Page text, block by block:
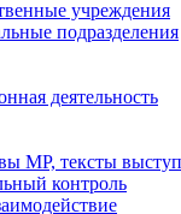
учреждения
подразделения
деятельность
МР, тексты
контроль